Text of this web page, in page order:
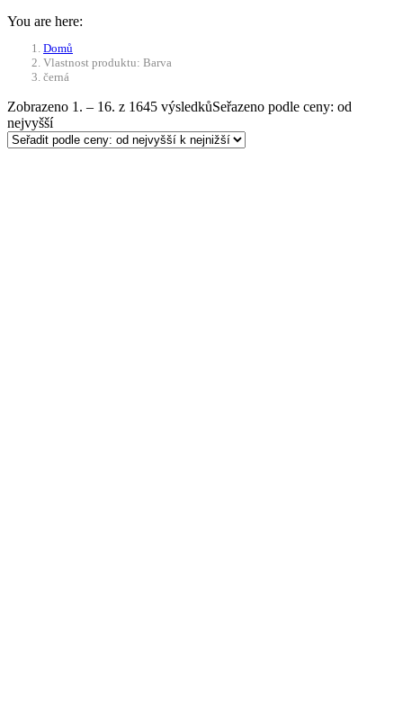
You are here:
Domů
Vlastnost produktu: Barva
černá
Zobrazeno 1. – 16. z 1645 výsledkůSeřazeno podle ceny: od
nejvyšší